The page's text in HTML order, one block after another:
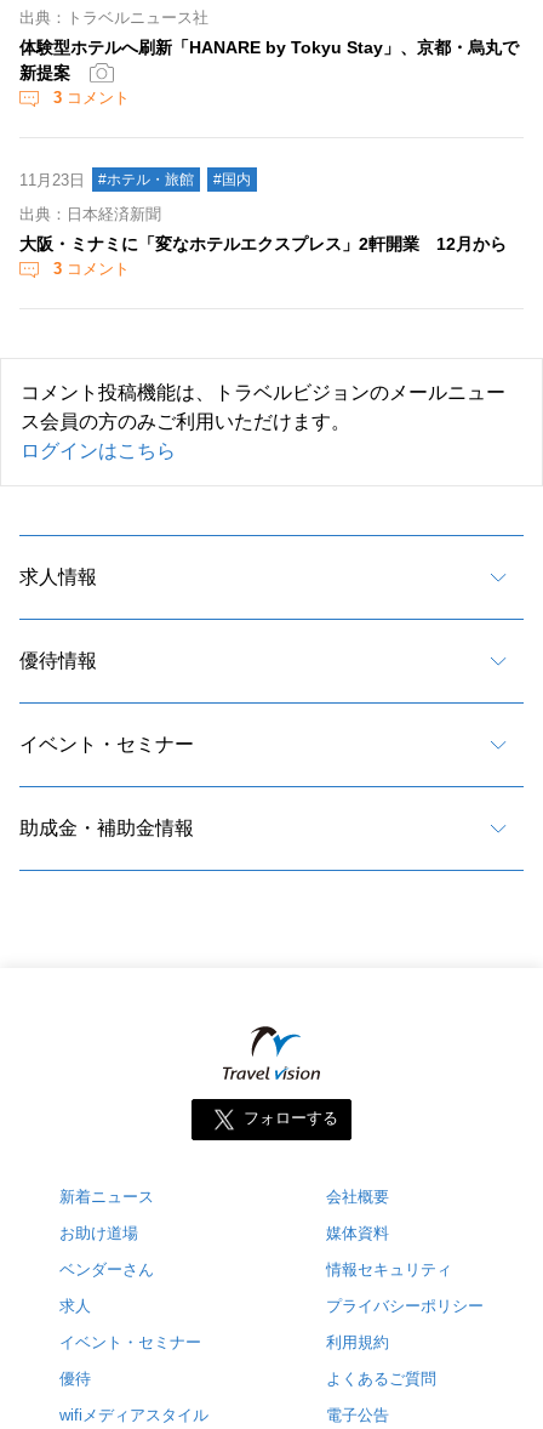
出典：トラベルニュース社
体験型ホテルへ刷新「HANARE by Tokyu Stay」、京都・烏丸で
新提案
3 コメント
11月23日 #ホテル・旅館 #国内
出典：日本経済新聞
大阪・ミナミに「変なホテルエクスプレス」2軒開業 12月から
3 コメント
コメント投稿機能は、トラベルビジョンのメールニュー
ス会員の方のみご利用いただけます。
ログインはこちら
求人情報
優待情報
イベント・セミナー
助成金・補助金情報
フォローする
新着ニュース
お助け道場
ベンダーさん
求人
イベント・セミナー
優待
wifiメディアスタイル
会社概要
媒体資料
情報セキュリティ
プライバシーポリシー
利用規約
よくあるご質問
電子公告